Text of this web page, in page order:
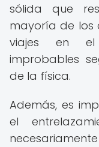
sólida que
mayoría de los
viajes en el
improbables
de la física.
Además, es
el